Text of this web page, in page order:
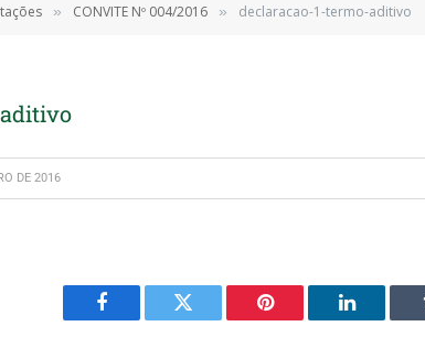
» CONVITE Nº 004/2016 » declaracao-1-termo-aditivo
DE 2016
Facebook Twitter Pinterest
O